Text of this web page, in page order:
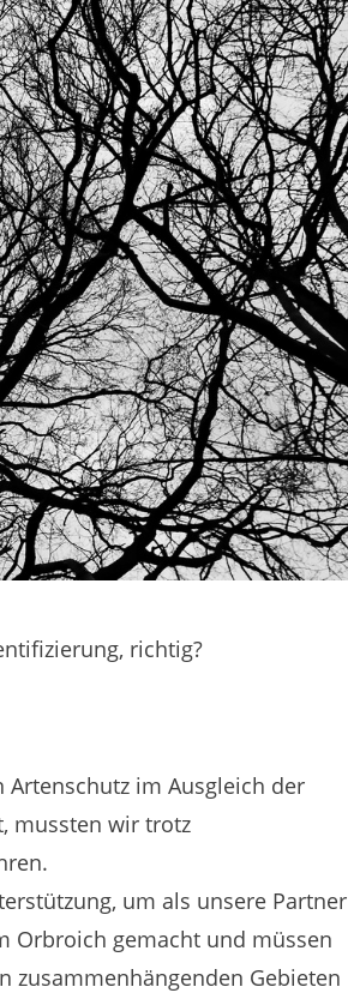
richtig?
im Ausgleich der
mussten wir trotz
um als unsere Partner
Orbroich gemacht und müssen
zusammenhängenden Gebieten